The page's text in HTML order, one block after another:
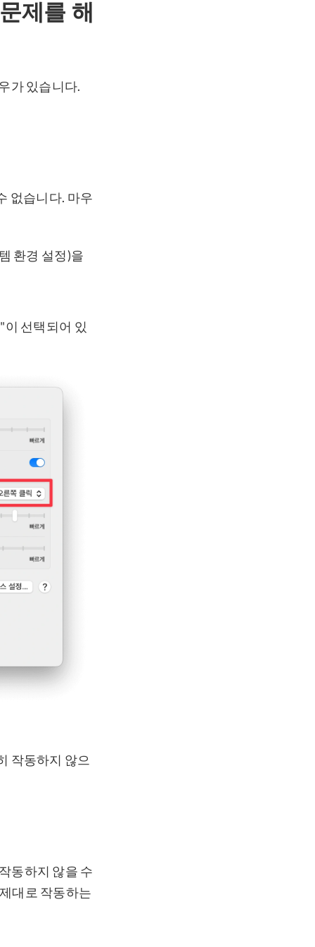
제를 해
가 있습니다.
없습니다. 마우
환경 설정)을
선택되어 있
작동하지 않으
동하지 않을 수
대로 작동하는